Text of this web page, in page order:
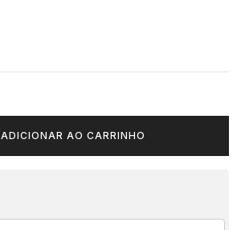
ADICIONAR AO CARRINHO